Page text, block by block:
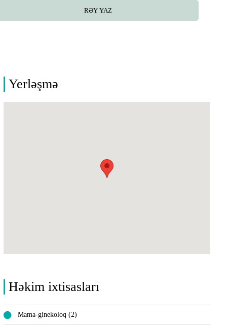
RƏY YAZ
Yerləşmə
Həkim ixtisasları
Mama-ginekoloq (2)